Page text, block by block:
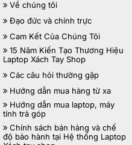
Về chúng tôi
Đạo đức và chính trực
Cam Kết Của Chúng Tôi
15 Năm Kiến Tạo Thương Hiệu
Laptop Xách Tay Shop
Các câu hỏi thường gặp
Hướng dẫn mua hàng từ xa
Hướng dẫn mua laptop, máy
tính trả góp
Chính sách bán hàng và chế
độ bảo hành tại Hệ thống Laptop